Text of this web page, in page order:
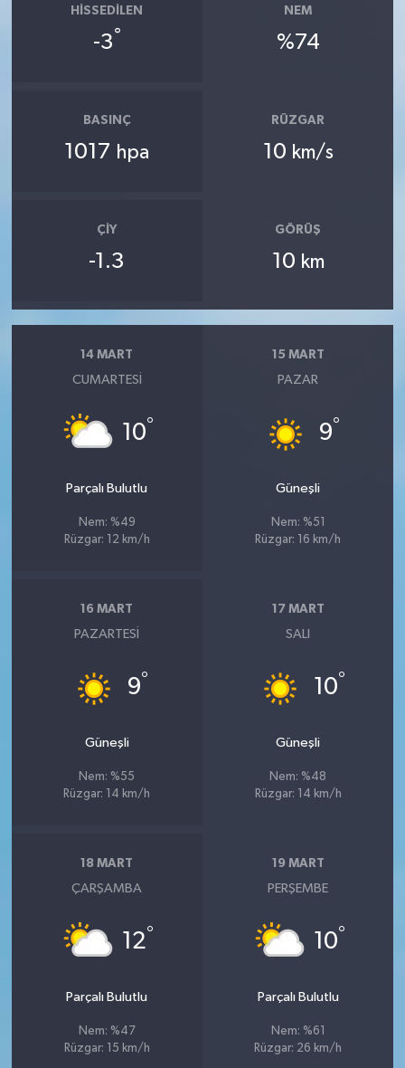
HISSEDILEN
-3°
NEM
%74
BASINÇ
1017 hpa
RÜZGAR
10 km/s
ÇIY
-1.3
GÖRÜŞ
10 km
14 MART
CUMARTESI
10°
Parçalı Bulutlu
Nem: %49
Rüzgar: 12 km/h
15 MART
PAZAR
9°
Güneşli
Nem: %51
Rüzgar: 16 km/h
16 MART
PAZARTESI
9°
Güneşli
Nem: %55
Rüzgar: 14 km/h
17 MART
SALI
10°
Güneşli
Nem: %48
Rüzgar: 14 km/h
18 MART
ÇARŞAMBA
12°
Parçalı Bulutlu
Nem: %47
Rüzgar: 15 km/h
19 MART
PERŞEMBE
10°
Parçalı Bulutlu
Nem: %61
Rüzgar: 26 km/h